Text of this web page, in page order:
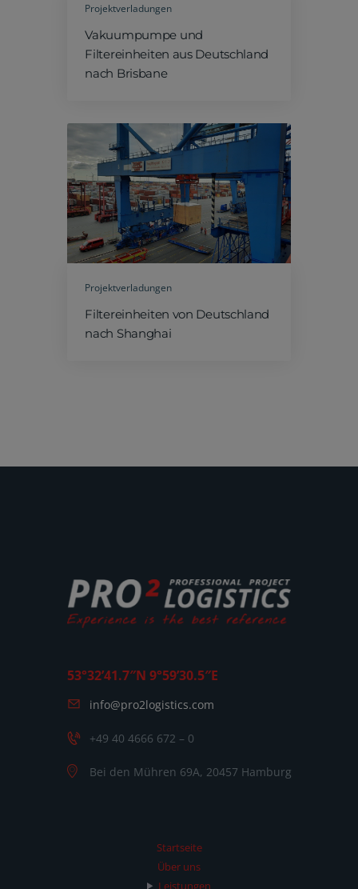
Projektverladungen
Vakuumpumpe und
Filtereinheiten aus Deutschland
nach Brisbane
Projektverladungen
Filtereinheiten von Deutschland
nach Shanghai
53°32’41.7″N 9°59’30.5″E
info@pro2logistics.com
+49 40 4666 672 – 0
Bei den Mühren 69A, 20457 Hamburg
Startseite
Über uns
Leistungen